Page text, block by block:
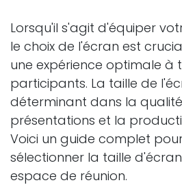
Lorsqu'il s'agit d'équiper
le choix de l'écran est
une expérience optimale à
participants. La taille de
déterminant dans la
présentations et la
Voici un guide complet
sélectionner la taille
espace de réunion.